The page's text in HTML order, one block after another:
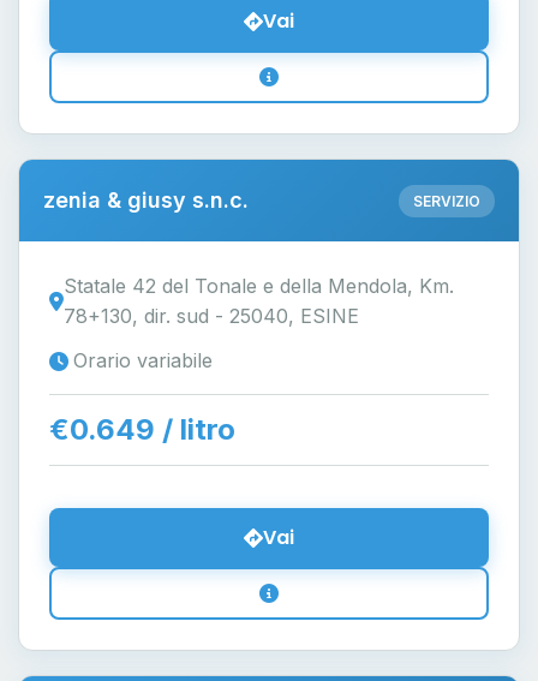
Vai
zenia & giusy s.n.c. SERVIZIO
Statale 42 del Tonale e della Mendola, Km.
78+130, dir. sud - 25040, ESINE
Orario variabile
€0.649 / litro
Vai